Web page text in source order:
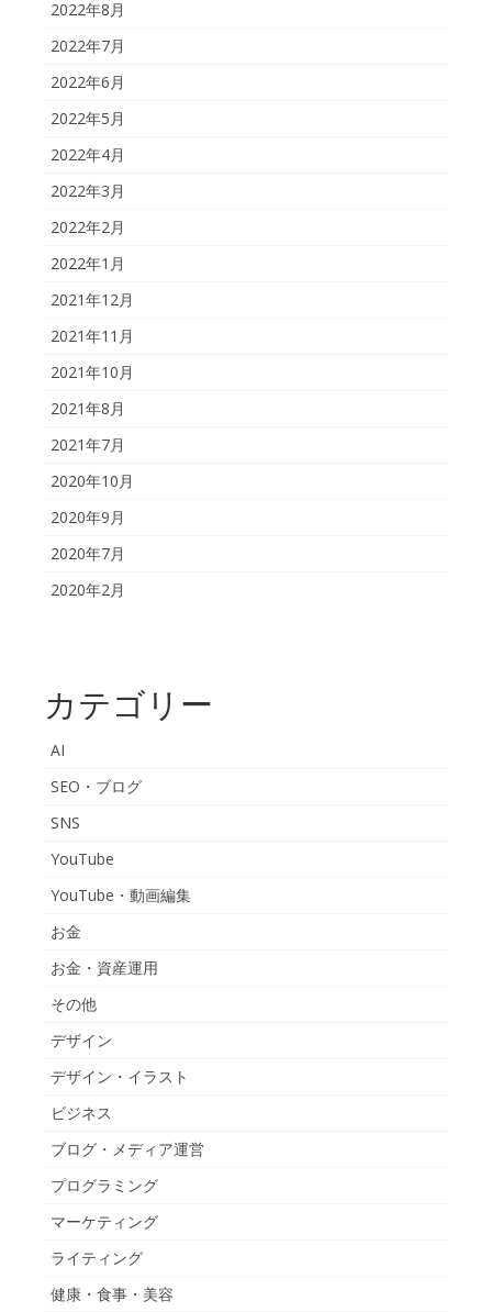
2022年8月
2022年7月
2022年6月
2022年5月
2022年4月
2022年3月
2022年2月
2022年1月
2021年12月
2021年11月
2021年10月
2021年8月
2021年7月
2020年10月
2020年9月
2020年7月
2020年2月
カテゴリー
AI
SEO・ブログ
SNS
YouTube
YouTube・動画編集
お金
お金・資産運用
その他
デザイン
デザイン・イラスト
ビジネス
ブログ・メディア運営
プログラミング
マーケティング
ライティング
健康・食事・美容